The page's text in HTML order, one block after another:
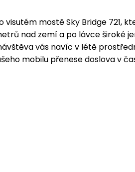
visutém mostě Sky Bridge 721,
nad zemí a po lávce široké
vás navíc v létě
mobilu přenese doslova v